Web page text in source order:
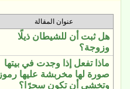
عنوان المقالة
هل ثبت أن للشيطان ذيلًا
وزوجة؟
ماذا تفعل إذا وجدت في بيتها
صورة لها مخربشة عليها رموز
وتخشى أن تكون سحرًا؟